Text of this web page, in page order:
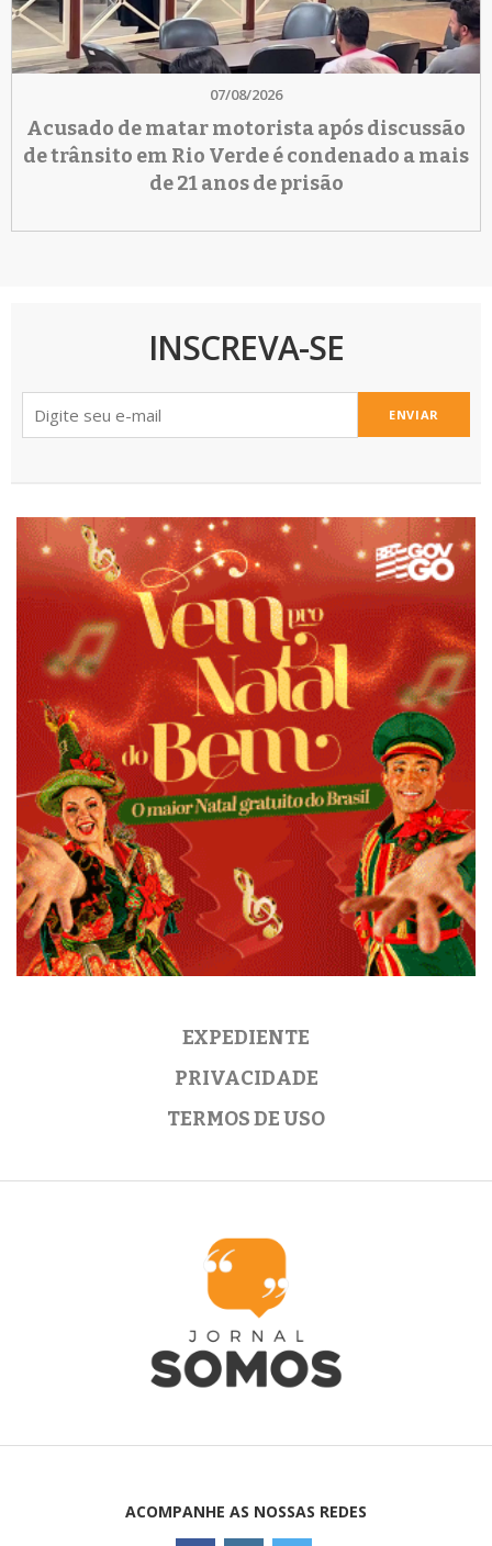
07/08/2026
Acusado de matar motorista após discussão
de trânsito em Rio Verde é condenado a mais
de 21 anos de prisão
INSCREVA-SE
ENVIAR
EXPEDIENTE
PRIVACIDADE
TERMOS DE USO
ACOMPANHE AS NOSSAS REDES